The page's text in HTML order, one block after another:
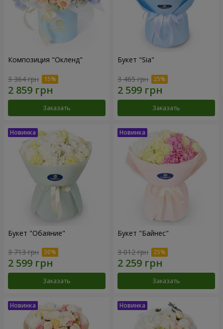
Композиция "Окленд"
3 364 грн
Заказать
Букет "Sia"
3 465 грн
Заказать
Букет "Обаяние"
3 713 грн
Заказать
Букет "Байнес"
3 012 грн
Заказать